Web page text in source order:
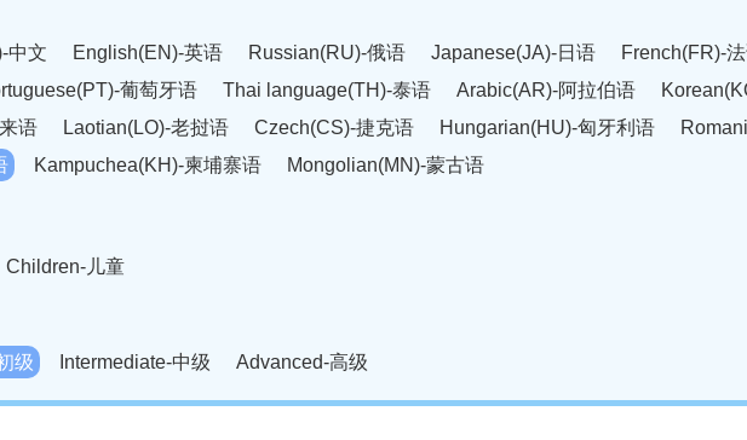
中文 English(EN)-英语 Russian(RU)-俄语 Japanese(JA)-日语
French(FR)-
葡萄牙语 Thai language(TH)-泰语 Arabic(AR)-阿拉伯语
语
Laotian(LO)-老挝语 Czech(CS)-捷克语 Hungarian(HU)-匈牙利语
Kampuchea(KH)-柬埔寨语 Mongolian(MN)-蒙古语
Children-儿童
级 Intermediate-中级 Advanced-高级